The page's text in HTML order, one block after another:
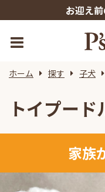
お迎え
ホーム 探す 子犬
トイプード
家族